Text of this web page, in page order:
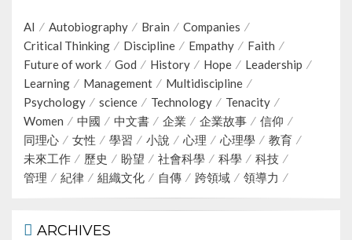
AI Autobiography Brain
Companies
Critical Thinking
Discipline Empathy
Faith
Future of work
God History Hope
Leadership
Learning
Management
Multidiscipline
Psychology
science Technology
Tenacity
Women
中國 中文書 企業 企業故事
信仰
同理心
女性 學習 小說 心理 心理學
教育
未來工作
歷史 盼望 社會科學 科學
科技
管理
紀律 組織文化 自傳 跨領域 領導力
ARCHIVES